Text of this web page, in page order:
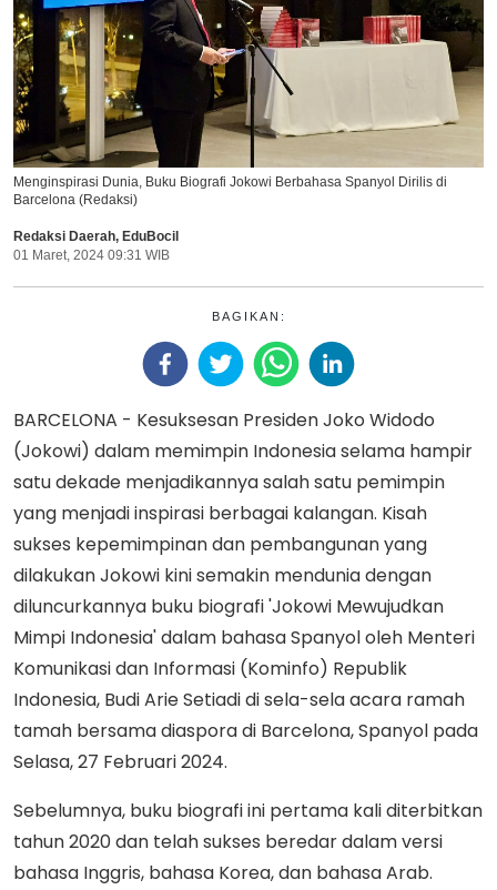
Ikuti Kami di:
Menginspirasi Dunia, Buku Biografi Jokowi Berbahasa Spanyol Dirilis di
Barcelona (Redaksi)
Redaksi Daerah, EduBocil
01 Maret, 2024 09:31 WIB
BAGIKAN:
BARCELONA - Kesuksesan Presiden Joko Widodo
(Jokowi) dalam memimpin Indonesia selama hampir
satu dekade menjadikannya salah satu pemimpin
yang menjadi inspirasi berbagai kalangan. Kisah
sukses kepemimpinan dan pembangunan yang
dilakukan Jokowi kini semakin mendunia dengan
diluncurkannya buku biografi 'Jokowi Mewujudkan
Mimpi Indonesia' dalam bahasa Spanyol oleh Menteri
Komunikasi dan Informasi (Kominfo) Republik
Indonesia, Budi Arie Setiadi di sela-sela acara ramah
tamah bersama diaspora di Barcelona, Spanyol pada
Selasa, 27 Februari 2024.
Sebelumnya, buku biografi ini pertama kali diterbitkan
tahun 2020 dan telah sukses beredar dalam versi
bahasa Inggris, bahasa Korea, dan bahasa Arab.